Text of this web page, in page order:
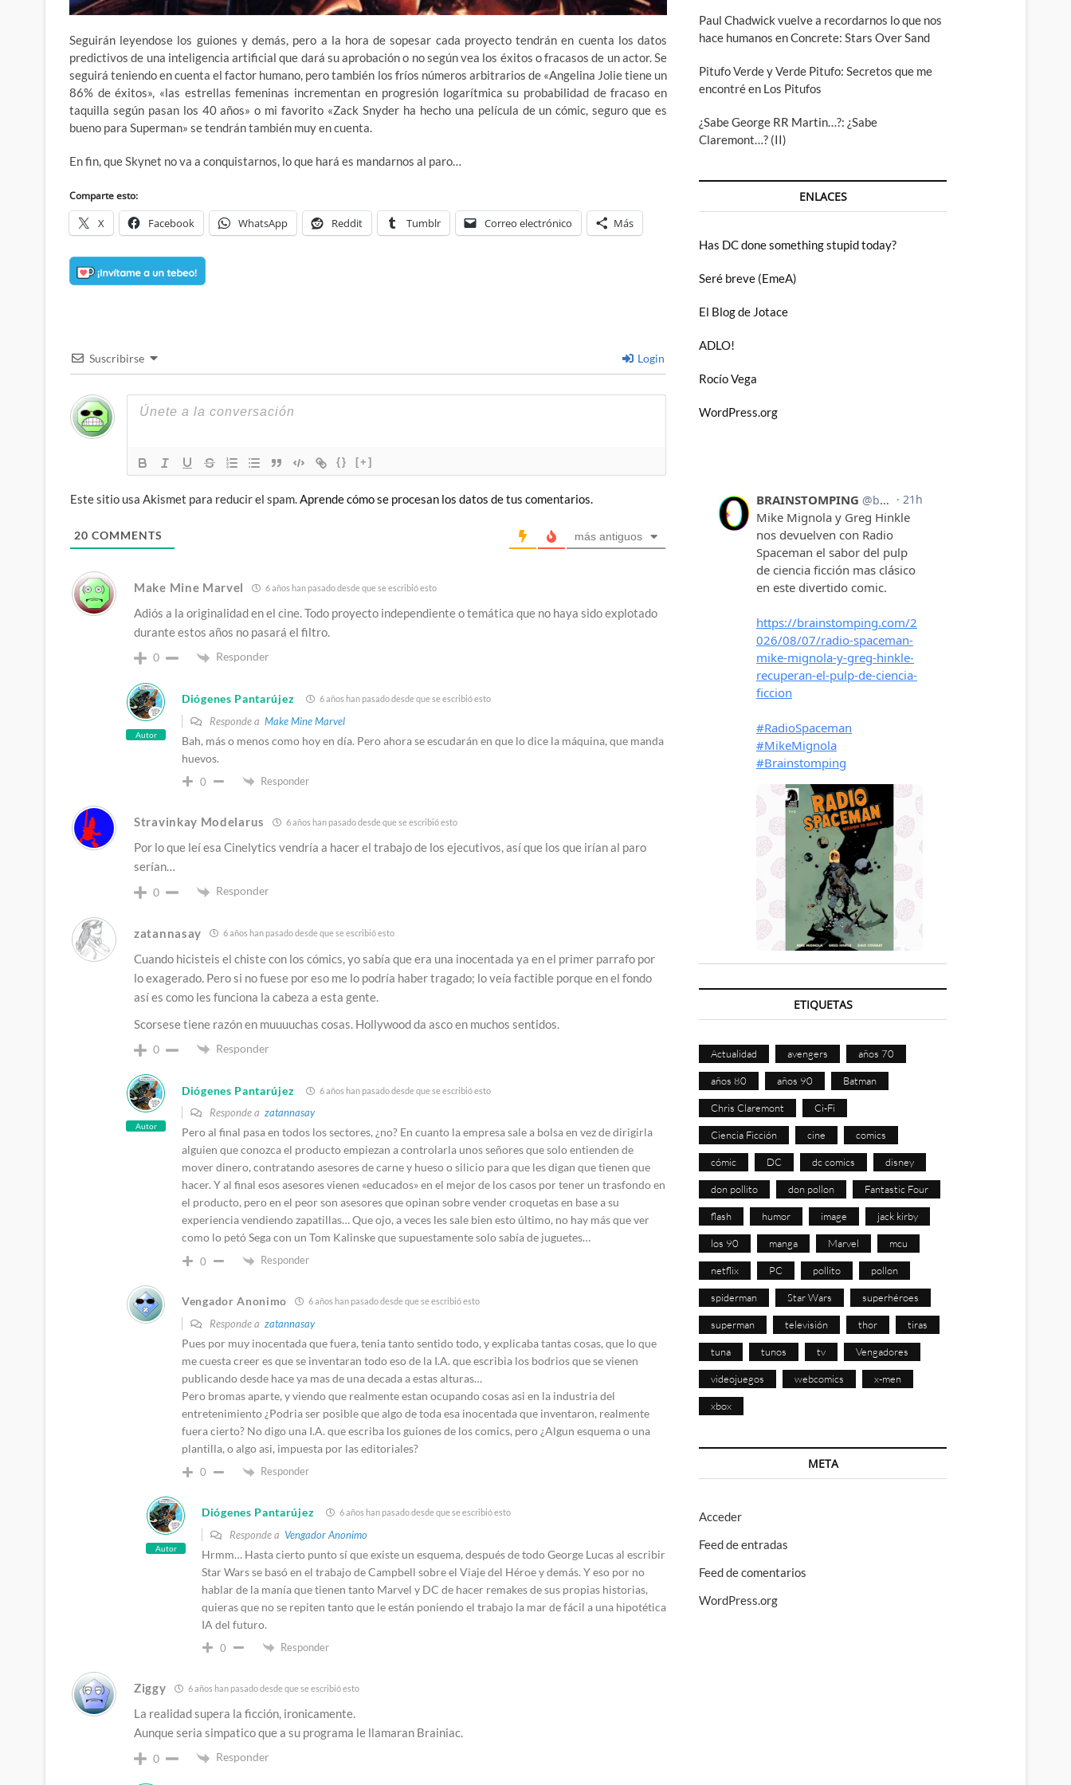
Seguirán leyendose los guiones y demás, pero a la hora de sopesar cada proyecto tendrán en cuenta los datos
predictivos de una inteligencia artificial que dará su aprobación o no según vea los éxitos o fracasos de un actor. Se
seguirá teniendo en cuenta el factor humano, pero también los fríos números arbitrarios de «Angelina Jolie tiene un
86% de éxitos», «las estrellas femeninas incrementan en progresión logarítmica su probabilidad de fracaso en
taquilla según pasan los 40 años» o mi favorito «Zack Snyder ha hecho una película de un cómic, seguro que es
bueno para Superman» se tendrán también muy en cuenta.
En fin, que Skynet no va a conquistarnos, lo que hará es mandarnos al paro…
Comparte esto:
X Facebook WhatsApp Reddit Tumblr Correo electrónico Más
Suscribirse Login
{} [+]
Este sitio usa Akismet para reducir el spam.Aprende cómo se procesan los datos de tus comentarios.
20 COMMENTS más antiguos
Make Mine Marvel 6 años han pasado desde que se escribió esto
Adiós a la originalidad en el cine. Todo proyecto independiente o temática que no haya sido explotado
durante estos años no pasará el filtro.
0 Responder
Autor
Diógenes Pantarújez 6 años han pasado desde que se escribió esto
Responde a Make Mine Marvel
Bah, más o menos como hoy en día. Pero ahora se escudarán en que lo dice la máquina, que manda
huevos.
0 Responder
Stravinkay Modelarus 6 años han pasado desde que se escribió esto
Por lo que leí esa Cinelytics vendría a hacer el trabajo de los ejecutivos, así que los que irían al paro
serían…
0 Responder
zatannasay 6 años han pasado desde que se escribió esto
Cuando hicisteis el chiste con los cómics, yo sabía que era una inocentada ya en el primer parrafo por
lo exagerado. Pero si no fuese por eso me lo podría haber tragado; lo veía factible porque en el fondo
así es como les funciona la cabeza a esta gente.
Scorsese tiene razón en muuuuchas cosas. Hollywood da asco en muchos sentidos.
0 Responder
Autor
Diógenes Pantarújez 6 años han pasado desde que se escribió esto
Responde a zatannasay
Pero al final pasa en todos los sectores, ¿no? En cuanto la empresa sale a bolsa en vez de dirigirla
alguien que conozca el producto empiezan a controlarla unos señores que solo entienden de
mover dinero, contratando asesores de carne y hueso o silicio para que les digan que tienen que
hacer. Y al final esos asesores vienen «educados» en el mejor de los casos por tener un trasfondo en
el producto, pero en el peor son asesores que opinan sobre vender croquetas en base a su
experiencia vendiendo zapatillas… Que ojo, a veces les sale bien esto último, no hay más que ver
como lo petó Sega con un Tom Kalinske que supuestamente solo sabía de juguetes…
0 Responder
Vengador Anonimo 6 años han pasado desde que se escribió esto
Responde a zatannasay
Pues por muy inocentada que fuera, tenia tanto sentido todo, y explicaba tantas cosas, que lo que
me cuesta creer es que se inventaran todo eso de la I.A. que escribia los bodrios que se vienen
publicando desde hace ya mas de una decada a estas alturas…
Pero bromas aparte, y viendo que realmente estan ocupando cosas asi en la industria del
entretenimiento ¿Podria ser posible que algo de toda esa inocentada que inventaron, realmente
fuera cierto? No digo una I.A. que escriba los guiones de los comics, pero ¿Algun esquema o una
plantilla, o algo asi, impuesta por las editoriales?
0 Responder
Autor
Diógenes Pantarújez 6 años han pasado desde que se escribió esto
Responde a Vengador Anonimo
Hrmm… Hasta cierto punto sí que existe un esquema, después de todo George Lucas al escribir
Star Wars se basó en el trabajo de Campbell sobre el Viaje del Héroe y demás. Y eso por no
hablar de la manía que tienen tanto Marvel y DC de hacer remakes de sus propias historias,
quieras que no se repiten tanto que le están poniendo el trabajo la mar de fácil a una hipotética
IA del futuro.
0 Responder
Ziggy 6 años han pasado desde que se escribió esto
La realidad supera la ficción, ironicamente.
Aunque seria simpatico que a su programa le llamaran Brainiac.
0 Responder
Paul Chadwick vuelve a recordarnos lo que nos
hace humanos en Concrete: Stars Over Sand
Pitufo Verde y Verde Pitufo: Secretos que me
encontré en Los Pitufos
¿Sabe George RR Martin…?: ¿Sabe
Claremont…? (II)
ENLACES
Has DC done something stupid today?
Seré breve (EmeA)
El Blog de Jotace
ADLO!
Rocío Vega
WordPress.org
ETIQUETAS
Actualidad avengers años 70
años 80 años 90 Batman
Chris Claremont Ci-Fi
Ciencia Ficción cine comics
cómic DC dc comics disney
don pollito don pollon Fantastic Four
flash humor image jack kirby
los 90 manga Marvel mcu
netflix PC pollito pollon
spiderman Star Wars superhéroes
superman televisión thor tiras
tuna tunos tv Vengadores
videojuegos webcomics x-men
xbox
META
Acceder
Feed de entradas
Feed de comentarios
WordPress.org